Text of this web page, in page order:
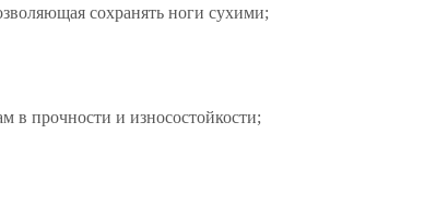
сохранять ноги сухими;
в прочности и износостойкости;